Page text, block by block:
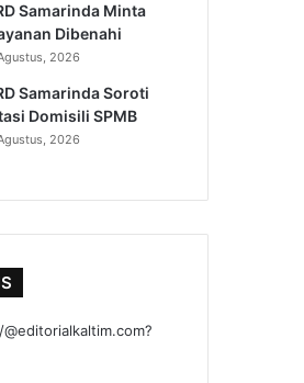
Samarinda Minta
Dibenahi
2026
Samarinda Soroti
Domisili SPMB
2026